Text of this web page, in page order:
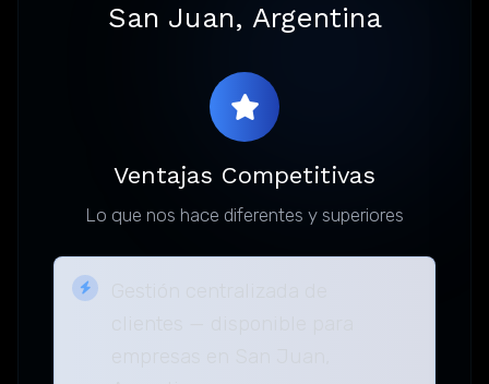
San Juan, Argentina
Ventajas Competitivas
Lo que nos hace diferentes y superiores